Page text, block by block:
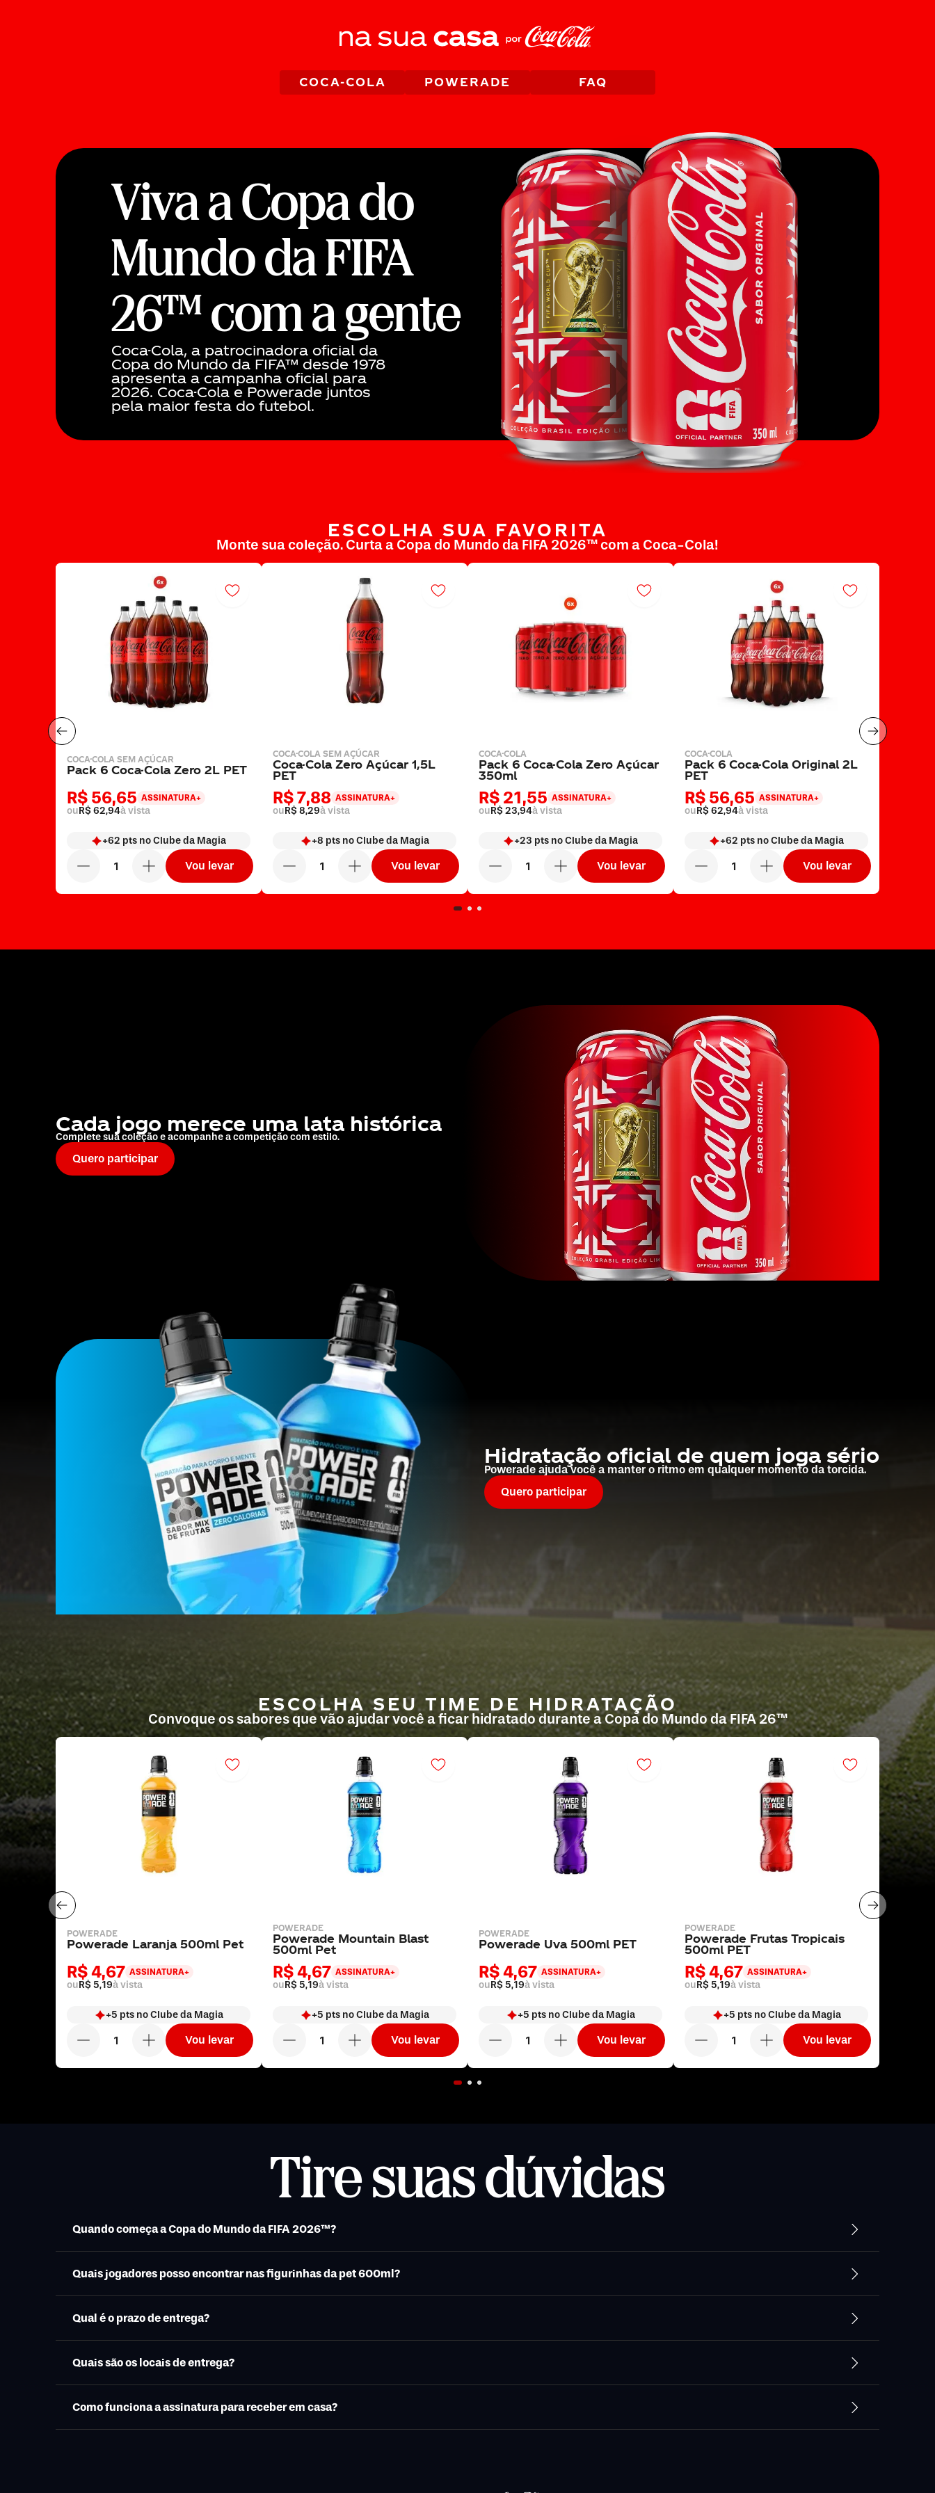
COCA-COLA POWERADE FAQ
Viva a Copa do
Mundo da FIFA
26™ com a gente
Coca-Cola, a patrocinadora oficial da
Copa do Mundo da FIFA™ desde 1978
apresenta a campanha oficial para
2026. Coca-Cola e Powerade juntos
pela maior festa do futebol.
ESCOLHA SUA FAVORITA
Monte sua coleção. Curta a Copa do Mundo da FIFA 2026™ com a Coca-Cola!
COCA-COLA SEM AÇÚCAR
Pack 6 Coca-Cola Zero 2L PET
R$ 56,65 ASSINATURA+
ouR$ 62,94à vista
+62 pts no Clube da Magia
Vou levar
COCA-COLA SEM AÇÚCAR
Coca-Cola Zero Açúcar 1,5L
PET
R$ 7,88 ASSINATURA+
ouR$ 8,29à vista
+8 ptsno Clube da Magia
Vou levar
COCA-COLA
Pack 6 Coca-Cola Zero Açúcar
350ml
R$ 21,55 ASSINATURA+
ouR$ 23,94à vista
+23 pts no Clube da Magia
Vou levar
COCA-COLA
Pack 6 Coca-Cola Original 2L
PET
R$ 56,65 ASSINATURA+
ouR$ 62,94à vista
+62 pts no Clube da Magia
Vou levar
Cada jogo merece uma lata histórica
Complete sua coleção e acompanhe a competição com estilo.
Quero participar
Hidratação oficial de quem joga sério
Powerade ajuda você a manter o ritmo em qualquer momento da torcida.
Quero participar
ESCOLHA SEU TIME DE HIDRATAÇÃO
Convoque os sabores que vão ajudar você a ficar hidratado durante a Copa do Mundo da FIFA 26™
POWERADE
Powerade Laranja 500ml Pet
R$ 4,67 ASSINATURA+
ouR$ 5,19à vista
+5 ptsno Clube da Magia
Vou levar
POWERADE
Powerade Mountain Blast
500ml Pet
R$ 4,67 ASSINATURA+
ouR$ 5,19à vista
+5 ptsno Clube da Magia
Vou levar
POWERADE
Powerade Uva 500ml PET
R$ 4,67 ASSINATURA+
ouR$ 5,19à vista
+5 ptsno Clube da Magia
Vou levar
POWERADE
Powerade Frutas Tropicais
500ml PET
R$ 4,67 ASSINATURA+
ouR$ 5,19à vista
+5 ptsno Clube da Magia
Vou levar
Tire suas dúvidas
Quando começa a Copa do Mundo da FIFA 2026™?
Quais jogadores posso encontrar nas figurinhas da pet 600ml?
Qual é o prazo de entrega?
Quais são os locais de entrega?
Como funciona a assinatura para receber em casa?